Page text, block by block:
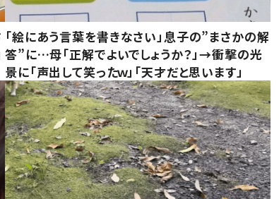
「絵にあう言葉を書きなさい」息子の”まさかの解
答”に…母「正解でよいでしょうか？」→衝撃の光
景に「声出して笑ったｗ」「天才だと思います」